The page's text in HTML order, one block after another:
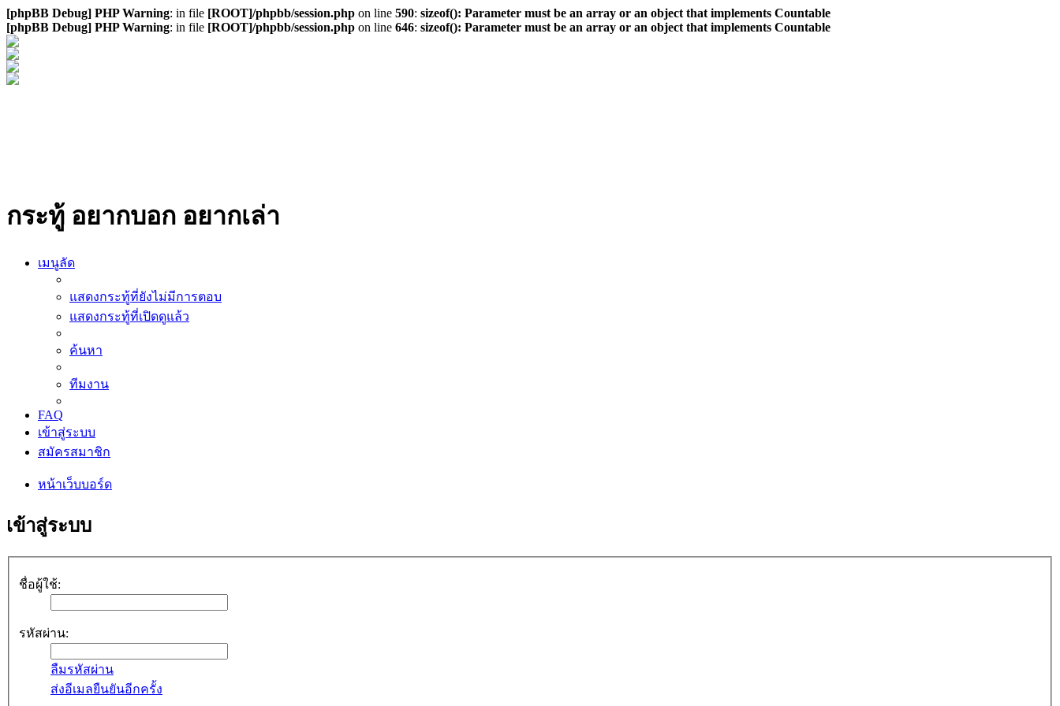
[phpBB Debug] PHP Warning: in file [ROOT]/phpbb/session.php on line 590: sizeof(): Parameter must be an array or an object that implements Countable
[phpBB Debug] PHP Warning: in file [ROOT]/phpbb/session.php on line 646: sizeof(): Parameter must be an array or an object that implements Countable
กระทู้ อยากบอก อยากเล่า
เมนูลัด
แสดงกระทู้ที่ยังไม่มีการตอบ
แสดงกระทู้ที่เปิดดูแล้ว
ค้นหา
ทีมงาน
FAQ
เข้าสู่ระบบ
สมัครสมาชิก
หน้าเว็บบอร์ด
เข้าสู่ระบบ
ชื่อผู้ใช้:
รหัสผ่าน:
ลืมรหัสผ่าน
ส่งอีเมลยืนยันอีกครั้ง